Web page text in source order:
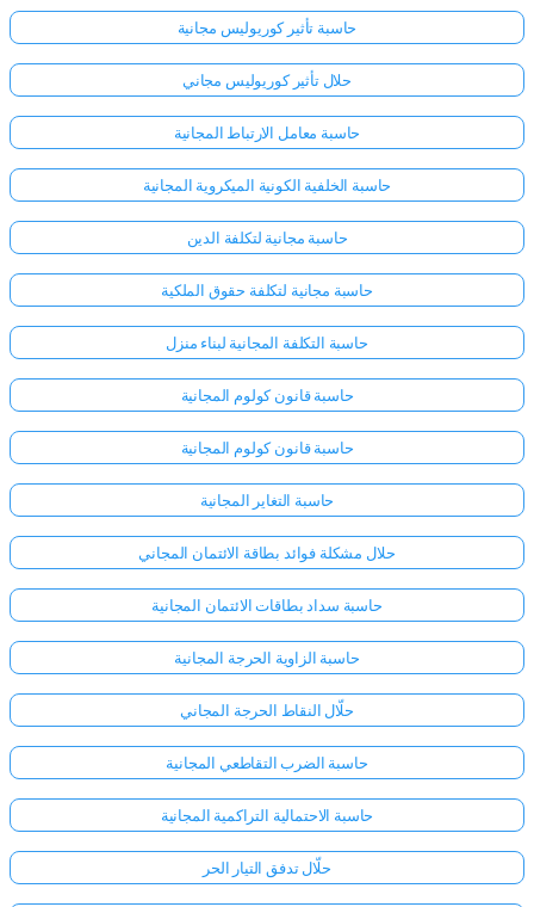
حاسبة تأثير كوريوليس مجانية
حلال تأثير كوريوليس مجاني
حاسبة معامل الارتباط المجانية
حاسبة الخلفية الكونية الميكروية المجانية
حاسبة مجانية لتكلفة الدين
حاسبة مجانية لتكلفة حقوق الملكية
حاسبة التكلفة المجانية لبناء منزل
حاسبة قانون كولوم المجانية
حاسبة قانون كولوم المجانية
حاسبة التغاير المجانية
حلال مشكلة فوائد بطاقة الائتمان المجاني
حاسبة سداد بطاقات الائتمان المجانية
حاسبة الزاوية الحرجة المجانية
حلّال النقاط الحرجة المجاني
حاسبة الضرب التقاطعي المجانية
حاسبة الاحتمالية التراكمية المجانية
حلّال تدفق التيار الحر